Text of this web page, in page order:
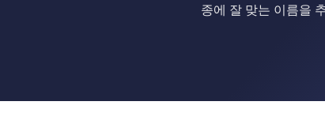
종에 잘 맞는 이름을